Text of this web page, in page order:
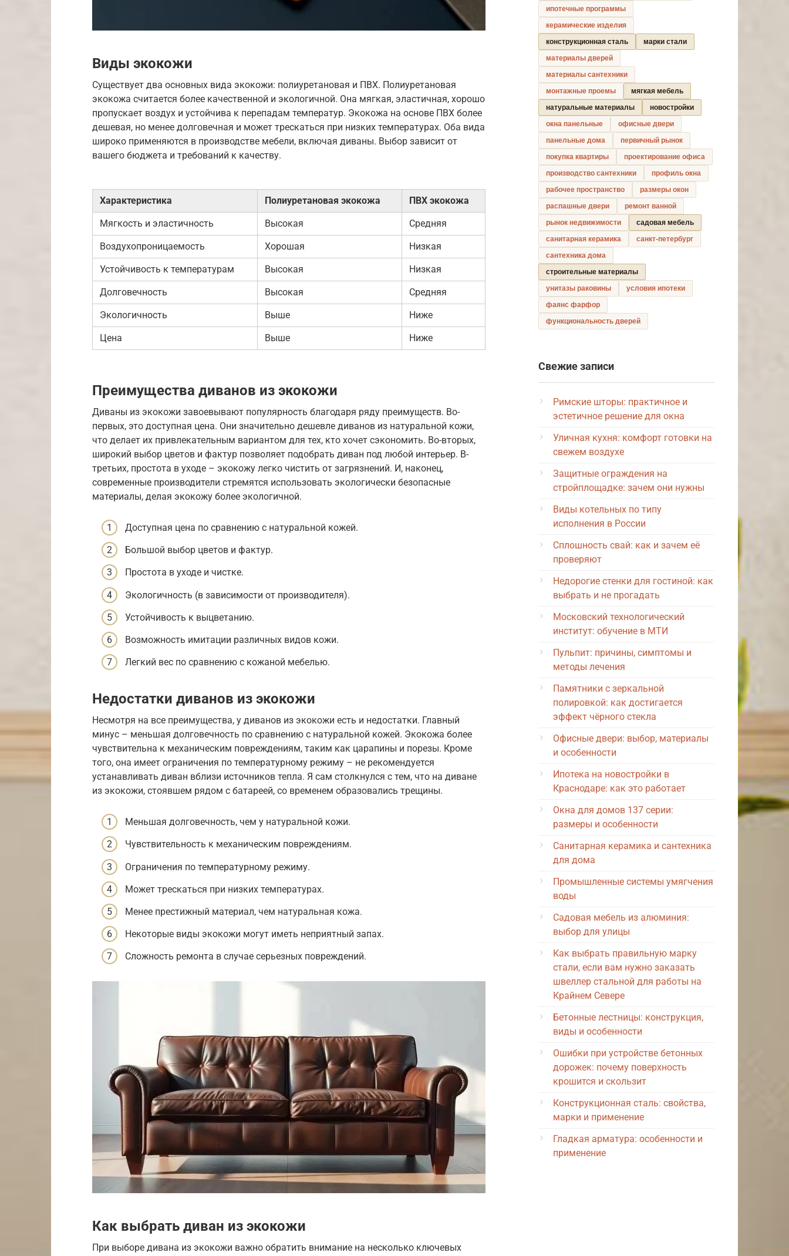
Виды экокожи
Существует два основных вида экокожи: полиуретановая и ПВХ. Полиуретановая
экокожа считается более качественной и экологичной. Она мягкая, эластичная, хорошо
пропускает воздух и устойчива к перепадам температур. Экокожа на основе ПВХ более
дешевая, но менее долговечная и может трескаться при низких температурах. Оба вида
широко применяются в производстве мебели, включая диваны. Выбор зависит от
вашего бюджета и требований к качеству.
Характеристика Полиуретановая экокожа ПВХ экокожа
Мягкость и эластичность Высокая Средняя
Воздухопроницаемость Хорошая Низкая
Устойчивость к температурам Высокая Низкая
Долговечность Высокая Средняя
Экологичность Выше Ниже
Цена Выше Ниже
Преимущества диванов из экокожи
Диваны из экокожи завоевывают популярность благодаря ряду преимуществ. Во-
первых, это доступная цена. Они значительно дешевле диванов из натуральной кожи,
что делает их привлекательным вариантом для тех, кто хочет сэкономить. Во-вторых,
широкий выбор цветов и фактур позволяет подобрать диван под любой интерьер. В-
третьих, простота в уходе – экокожу легко чистить от загрязнений. И, наконец,
современные производители стремятся использовать экологически безопасные
материалы, делая экокожу более экологичной.
Доступная цена по сравнению с натуральной кожей.
Большой выбор цветов и фактур.
Простота в уходе и чистке.
Экологичность (в зависимости от производителя).
Устойчивость к выцветанию.
Возможность имитации различных видов кожи.
Легкий вес по сравнению с кожаной мебелью.
Недостатки диванов из экокожи
Несмотря на все преимущества, у диванов из экокожи есть и недостатки. Главный
минус – меньшая долговечность по сравнению с натуральной кожей. Экокожа более
чувствительна к механическим повреждениям, таким как царапины и порезы. Кроме
того, она имеет ограничения по температурному режиму – не рекомендуется
устанавливать диван вблизи источников тепла. Я сам столкнулся с тем, что на диване
из экокожи, стоявшем рядом с батареей, со временем образовались трещины.
Меньшая долговечность, чем у натуральной кожи.
Чувствительность к механическим повреждениям.
Ограничения по температурному режиму.
Может трескаться при низких температурах.
Менее престижный материал, чем натуральная кожа.
Некоторые виды экокожи могут иметь неприятный запах.
Сложность ремонта в случае серьезных повреждений.
Как выбрать диван из экокожи
При выборе дивана из экокожи важно обратить внимание на несколько ключевых
ипотечные программы
керамические изделия
конструкционная сталь
марки стали
материалы дверей
материалы сантехники
монтажные проемы
мягкая мебель
натуральные материалы
новостройки
окна панельные
офисные двери
панельные дома
первичный рынок
покупка квартиры
проектирование офиса
производство сантехники
профиль окна
рабочее пространство
размеры окон
распашные двери
ремонт ванной
рынок недвижимости
садовая мебель
санитарная керамика
санкт-петербург
сантехника дома
строительные материалы
унитазы раковины
условия ипотеки
фаянс фарфор
функциональность дверей
Свежие записи
Римские шторы: практичное и
эстетичное решение для окна
Уличная кухня: комфорт готовки на
свежем воздухе
Защитные ограждения на
стройплощадке: зачем они нужны
Виды котельных по типу
исполнения в России
Сплошность свай: как и зачем её
проверяют
Недорогие стенки для гостиной: как
выбрать и не прогадать
Московский технологический
институт: обучение в МТИ
Пульпит: причины, симптомы и
методы лечения
Памятники с зеркальной
полировкой: как достигается
эффект чёрного стекла
Офисные двери: выбор, материалы
и особенности
Ипотека на новостройки в
Краснодаре: как это работает
Окна для домов 137 серии:
размеры и особенности
Санитарная керамика и сантехника
для дома
Промышленные системы умягчения
воды
Садовая мебель из алюминия:
выбор для улицы
Как выбрать правильную марку
стали, если вам нужно заказать
швеллер стальной для работы на
Крайнем Севере
Бетонные лестницы: конструкция,
виды и особенности
Ошибки при устройстве бетонных
дорожек: почему поверхность
крошится и скользит
Конструкционная сталь: свойства,
марки и применение
Гладкая арматура: особенности и
применение